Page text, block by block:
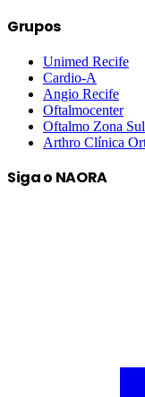
Grupos
Unimed Recife
Cardio-A
Angio Recife
Oftalmocenter
Oftalmo Zona Sul
Arthro Clínica
Siga o NAORA